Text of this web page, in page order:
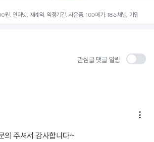
, 인터넷, 재계약, 약정기간, 사은품, 100메가, 186채널, 가입
관심글 댓글 알림

의 주셔서 감사합니다~